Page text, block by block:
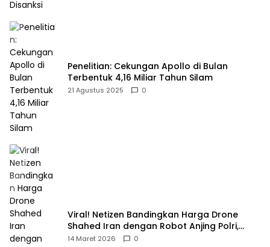
Penelitian: Cekungan Apollo di Bulan
Terbentuk 4,16 Miliar Tahun Silam
21 Agustus 2025 0
Viral! Netizen Bandingkan Harga Drone
Shahed Iran dengan Robot Anjing Polri,
Selisihnya Capai 5 Kali Lipat
14 Maret 2026 0